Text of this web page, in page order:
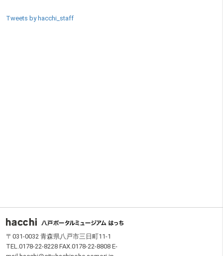
Tweets by hacchi_staff
フッター
〒031-0032 青森県八戸市三日町11-1
TEL.0178-22-8228 FAX.0178-22-8808 E-